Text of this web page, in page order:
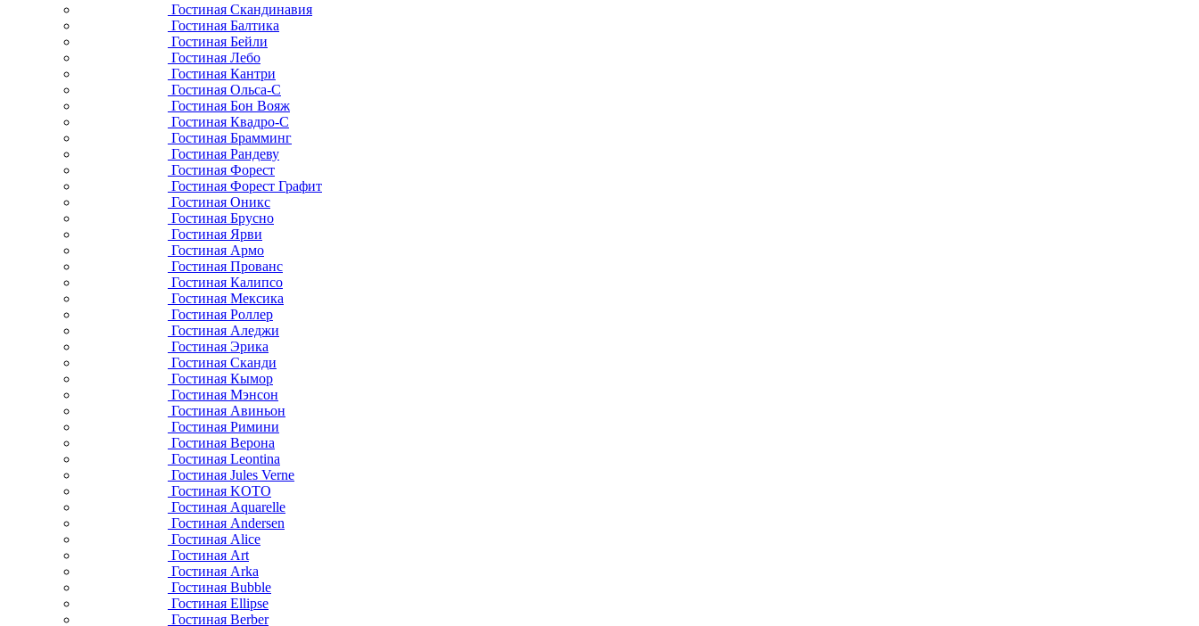
Гостиная Скандинавия
Гостиная Балтика
Гостиная Бейли
Гостиная Лебо
Гостиная Кантри
Гостиная Ольса-С
Гостиная Бон Вояж
Гостиная Квадро-С
Гостиная Брамминг
Гостиная Рандеву
Гостиная Форест
Гостиная Форест Графит
Гостиная Оникс
Гостиная Брусно
Гостиная Ярви
Гостиная Армо
Гостиная Прованс
Гостиная Калипсо
Гостиная Мексика
Гостиная Роллер
Гостиная Аледжи
Гостиная Эрика
Гостиная Сканди
Гостиная Кымор
Гостиная Мэнсон
Гостиная Авиньон
Гостиная Римини
Гостиная Верона
Гостиная Leontina
Гостиная Jules Verne
Гостиная KOTO
Гостиная Aquarelle
Гостиная Andersen
Гостиная Alice
Гостиная Art
Гостиная Arka
Гостиная Bubble
Гостиная Ellipse
Гостиная Berber